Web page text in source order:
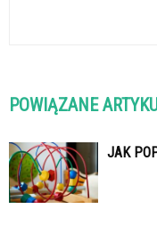
POWIĄZANE
JAK